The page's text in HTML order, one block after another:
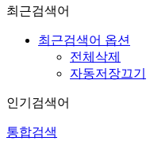
최근검색어
최근검색어 옵션
전체삭제
자동저장끄기
인기검색어
통합검색